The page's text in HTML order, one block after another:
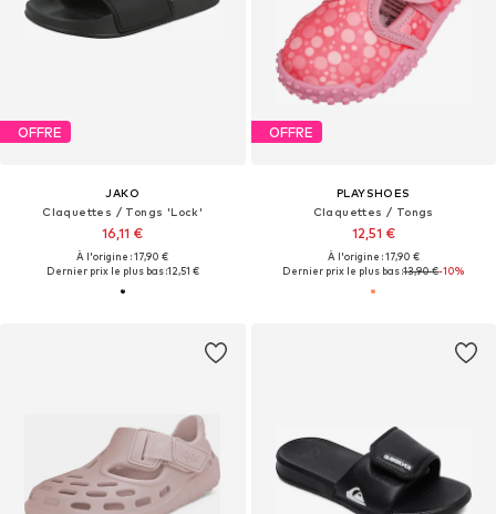
OFFRE
JAKO
Claquettes / Tongs 'Lock'
16,11 €
À l'origine : 17,90 €
Dernier prix le plus bas :12,51 €
OFFRE
PLAYSHOES
Claquettes / Tongs
12,51 €
À l'origine : 17,90 €
Dernier prix le plus bas :13,90 €-10%